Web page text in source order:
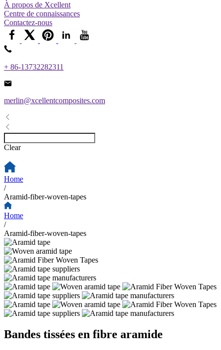
À propos de Xcellent
Centre de connaissances
Contactez-nous
+ 86-13732282311
merlin@xcellentcomposites.com
Clear
Home
/
Aramid-fiber-woven-tapes
Home
/
Aramid-fiber-woven-tapes
Bandes tissées en fibre aramide